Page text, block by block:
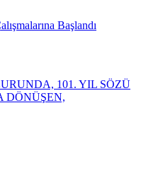
Başlandı
101. YIL SÖZÜ
DÖNÜŞEN,